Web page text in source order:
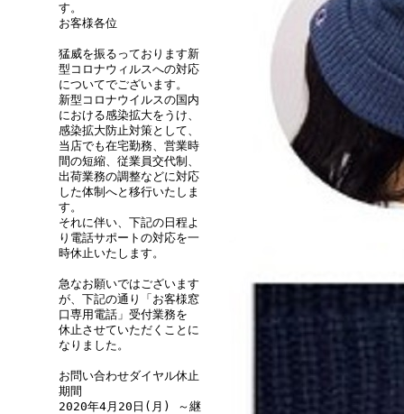
す。
お客様各位
猛威を振るっております新
型コロナウィルスへの対応
についてでございます。
新型コロナウイルスの国内
における感染拡大をうけ、
感染拡大防止対策として、
当店でも在宅勤務、営業時
間の短縮、従業員交代制、
出荷業務の調整などに対応
した体制へと移行いたしま
す。
それに伴い、下記の日程よ
り電話サポートの対応を一
時休止いたします。
急なお願いではございます
が、下記の通り「お客様窓
口専用電話」受付業務を
休止させていただくことに
なりました。
お問い合わせダイヤル休止
期間
2020年4月20日(月) ～継